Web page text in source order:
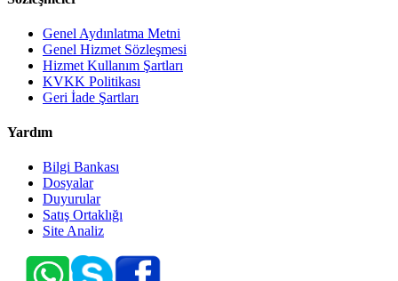
Genel Aydınlatma Metni
Genel Hizmet Sözleşmesi
Hizmet Kullanım Şartları
KVKK Politikası
Geri İade Şartları
Yardım
Bilgi Bankası
Dosyalar
Duyurular
Satış Ortaklığı
Site Analiz